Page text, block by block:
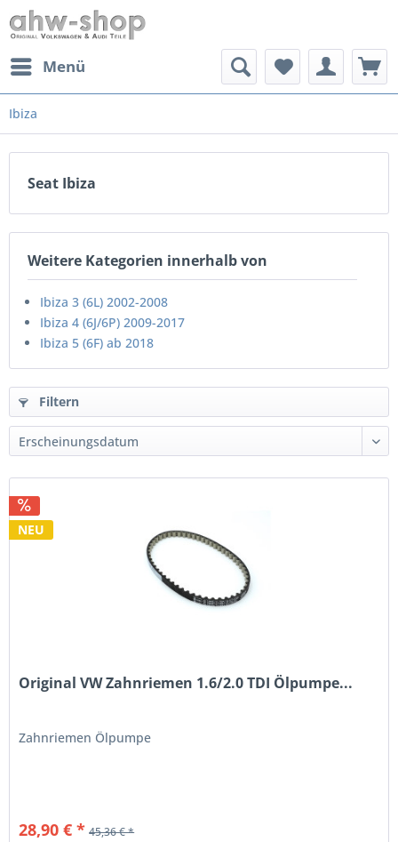
Menü
Ibiza
Seat Ibiza
Weitere Kategorien innerhalb von
Ibiza 3 (6L) 2002-2008
Ibiza 4 (6J/6P) 2009-2017
Ibiza 5 (6F) ab 2018
Filtern
NEU
Original VW Zahnriemen 1.6/2.0 TDI Ölpumpe...
Zahnriemen Ölpumpe
28,90 € * 45,36 € *